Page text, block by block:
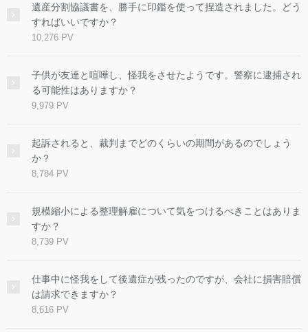
遺産分割協議書を、勝手に印鑑を使って捏造されました。どう
すればいいですか？
10,276 PV
子供が友達と喧嘩し、怪我をさせたようです。警察に逮捕され
る可能性はありますか？
9,979 PV
起訴されると、裁判までどのくらいの期間があるのでしょう
か？
8,784 PV
規模縮小による整理解雇について気をつけるべきことはありま
すか？
8,739 PV
仕事中に怪我をして後遺症が残ったのですが、会社に損害賠償
は請求できますか？
8,616 PV